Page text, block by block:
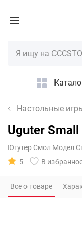
Настольные
Uguter Small
Югутер Смол Модел
5
В
Все о товаре